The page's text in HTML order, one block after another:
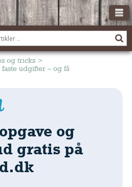
og tricks >
udgifter – og få råd til et nyt
og
gratis på